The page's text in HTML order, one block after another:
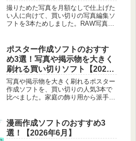
撮りためた写真を月額なしで仕上げた
い人に向けて、買い切りの写真編集ソ
フトを3本ためしました。RAW写真の
ポスター作成ソフトのおすす
め3選！写真や掲示物を大きく
刷れる買い切りソフト【2026
年6月】
写真や掲示物を大きく刷れるポスター
作成ソフトを、買い切りの人気3本で
比べました。家庭の飾り用から派手な
漫画作成ソフトのおすすめ3
選！【2026年6月】